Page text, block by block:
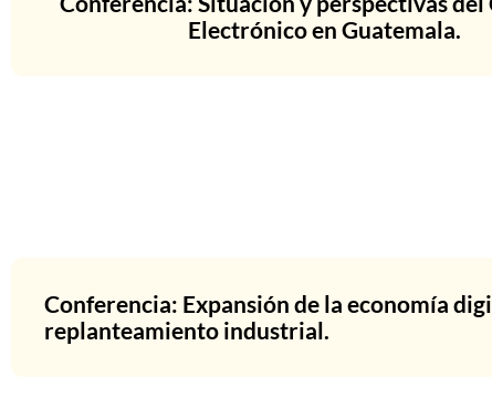
Electrónico en Guatemala.
Conferencia: Expansión de la economía
replanteamiento industrial.